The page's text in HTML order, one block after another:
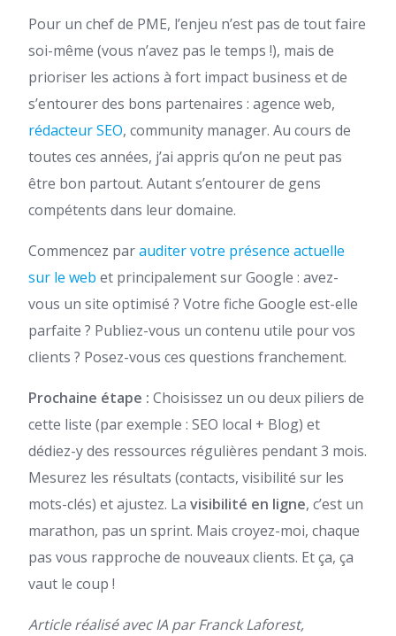
Pour un chef de PME, l’enjeu n’est pas de tout faire
soi-même (vous n’avez pas le temps !), mais de
prioriser les actions à fort impact business et de
s’entourer des bons partenaires : agence web,
rédacteur SEO, community manager. Au cours de
toutes ces années, j’ai appris qu’on ne peut pas
être bon partout. Autant s’entourer de gens
compétents dans leur domaine.
Commencez parauditer votre présence actuelle
sur le web et principalement sur Google : avez-
vous un site optimisé ? Votre fiche Google est-elle
parfaite ? Publiez-vous un contenu utile pour vos
clients ? Posez-vous ces questions franchement.
Prochaine étape : Choisissez un ou deux piliers de
cette liste (par exemple : SEO local + Blog) et
dédiez-y des ressources régulières pendant 3 mois.
Mesurez les résultats (contacts, visibilité sur les
mots-clés) et ajustez. La visibilité en ligne, c’est un
marathon, pas un sprint. Mais croyez-moi, chaque
pas vous rapproche de nouveaux clients. Et ça, ça
vaut le coup !
Article réalisé avec IA par Franck Laforest,